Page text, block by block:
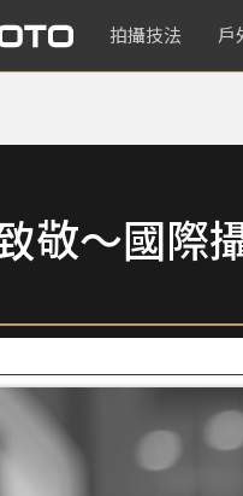
拍攝技法 戶
敬～國際